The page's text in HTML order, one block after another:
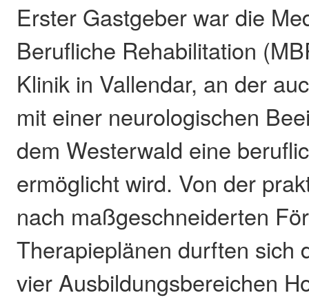
Erster Gastgeber war die
Berufliche Rehabilitation
Klinik in Vallendar, an der
mit einer neurologischen
dem Westerwald eine
ermöglicht wird. Von der
nach maßgeschneiderten
Therapieplänen durften sich
vier Ausbildungsbereichen